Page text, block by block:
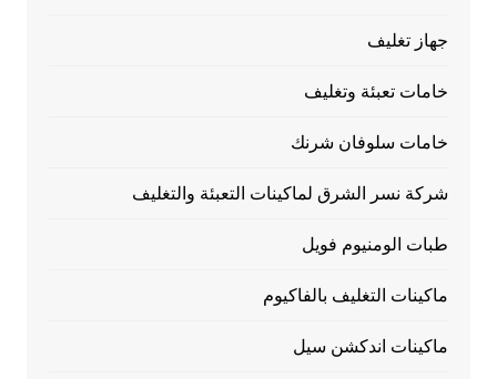
جهاز تغليف
خامات تعبئة وتغليف
خامات سلوفان شرنك
شركة نسر الشرق لماكينات التعبئة والتغليف
طبات الومنيوم فويل
ماكينات التغليف بالفاكيوم
ماكينات اندكشن سيل